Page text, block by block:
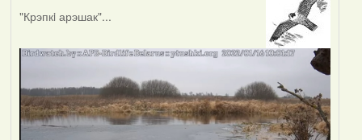
"Крэпкi арэшак"...